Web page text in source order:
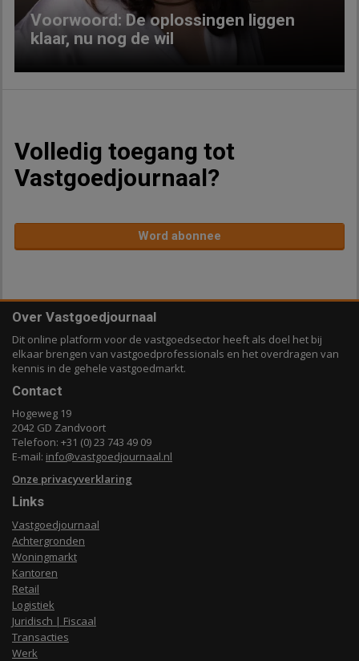
Voorwoord: De oplossingen liggen
klaar, nu nog de wil
Volledig toegang tot
Vastgoedjournaal?
Word abonnee
Over Vastgoedjournaal
Dit online platform voor de vastgoedsector heeft als doel het bij
elkaar brengen van vastgoedprofessionals en het overdragen van
kennis in de gehele vastgoedmarkt.
Contact
Hogeweg 19
2042 GD Zandvoort
Telefoon: +31 (0) 23 743 49 09
E-mail: info@vastgoedjournaal.nl
Onze privacyverklaring
Links
Vastgoedjournaal
Achtergronden
Woningmarkt
Kantoren
Retail
Logistiek
Juridisch | Fiscaal
Transacties
Werk